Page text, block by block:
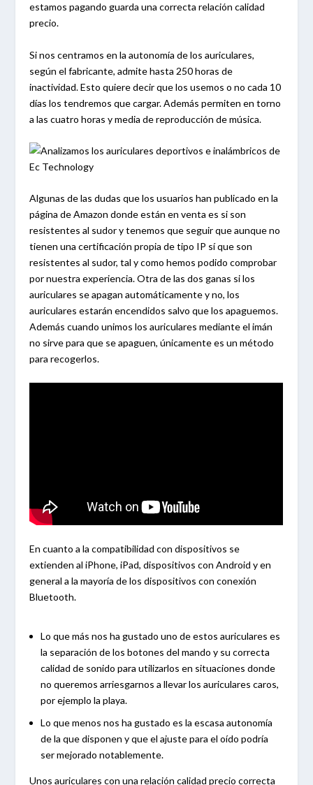
estamos pagando guarda una correcta relación calidad
precio.
Si nos centramos en la autonomía de los auriculares,
según el fabricante, admite hasta 250 horas de
inactividad. Esto quiere decir que los usemos o no cada 10
días los tendremos que cargar. Además permiten en torno
a las cuatro horas y media de reproducción de música.
Algunas de las dudas que los usuarios han publicado en la
página de Amazon donde están en venta es si son
resistentes al sudor y tenemos que seguir que aunque no
tienen una certificación propia de tipo IP sí que son
resistentes al sudor, tal y como hemos podido comprobar
por nuestra experiencia. Otra de las dos ganas si los
auriculares se apagan automáticamente y no, los
auriculares estarán encendidos salvo que los apaguemos.
Además cuando unimos los auriculares mediante el imán
no sirve para que se apaguen, únicamente es un método
para recogerlos.
En cuanto a la compatibilidad con dispositivos se
extienden al iPhone, iPad, dispositivos con Android y en
general a la mayoría de los dispositivos con conexión
Bluetooth.
Lo que más nos ha gustado uno de estos auriculares es
la separación de los botones del mando y su correcta
calidad de sonido para utilizarlos en situaciones donde
no queremos arriesgarnos a llevar los auriculares caros,
por ejemplo la playa.
Lo que menos nos ha gustado es la escasa autonomía
de la que disponen y que el ajuste para el oído podría
ser mejorado notablemente.
Unos auriculares con una relación calidad precio correcta